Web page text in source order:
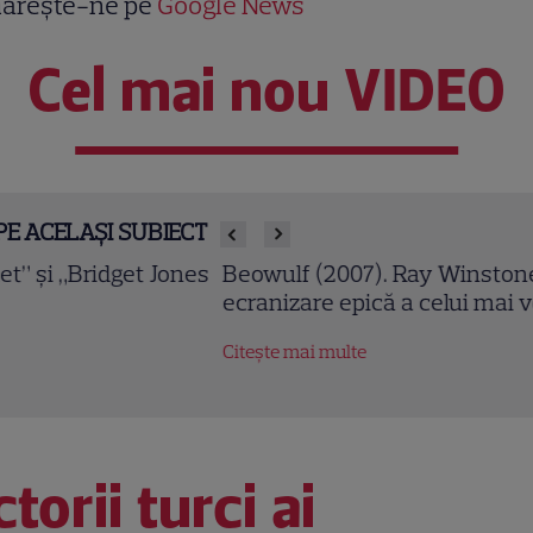
Cel mai nou VIDEO
ACELAȘI SUBIECT
(2007). Ray Winstone și Angelina Jolie într-o
epică a celui mai vechi poem englez
turci ai